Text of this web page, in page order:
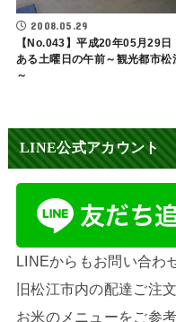
2008.05.29
【No.043】平成20年05月29
ある土曜日の午前～観光都市松
～
LINE公式アカウント
LINEからもお問い合わ
旧松江市内の配達ご注
お米のメニューをご参